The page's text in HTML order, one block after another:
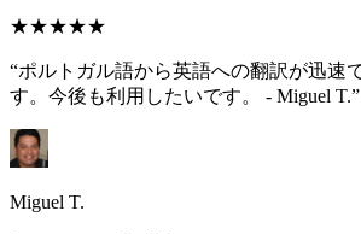
★★★★★
“ポルトガル語から英語への翻訳が迅速
す。今後も利用したいです。 - Miguel T.”
Miguel T.